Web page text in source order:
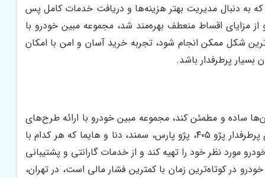
به دنبال مدیریت بهتر هزینه‌ها و دریافت خدمات کامل پس
مزایای اقساط منعطف بهره‌مند شد، مجموعه مبین خودرو با
شکل ممکن انجام شود، تجربه خرید آسان و امن با امکان
پرطرفدار باشد.
ساده و مطمئن کند، مجموعه مبین خودرو با ارائه طرح‌های
متنوع فروش اقساطی ایران خودرو، امکان انتخاب بین مدل‌های داخلی محبوب را برای مشتریان فراهم کرده است، از جمله خودروهای پرطرفدار پژو ۴۰۵، پژو پارس، سمند، دنا و هایما که هر کدام با
مورد نظر خود را تهیه کند و از خدمات گارانتی و پشتیبانی
در کوتاه‌ترین زمان با کمترین فشار مالی است، در تهران،